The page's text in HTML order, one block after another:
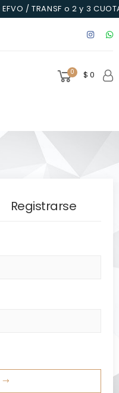
/ TRANSF o 2 y 3
0 $ 0
Registrarse